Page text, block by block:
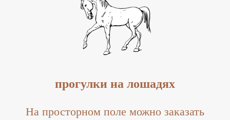
прогулки на лошадях
На просторном поле можно заказать